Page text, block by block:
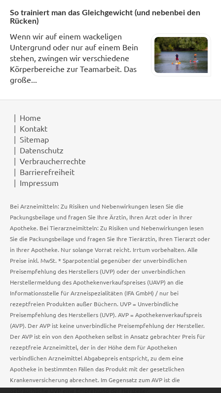
So trainiert man das Gleichgewicht (und nebenbei den
Rücken)
Wenn wir auf einem wackeligen
Untergrund oder nur auf einem Bein
stehen, zwingen wir verschiedene
Körperbereiche zur Teamarbeit. Das
große...
Home
Kontakt
Sitemap
Datenschutz
Verbraucherrechte
Barrierefreiheit
Impressum
Bei Arzneimitteln: Zu Risiken und Nebenwirkungen lesen Sie die
Packungsbeilage und fragen Sie Ihre Ärztin, Ihren Arzt oder in Ihrer
Apotheke. Bei Tierarzneimitteln: Zu Risiken und Nebenwirkungen lesen
Sie die Packungsbeilage und fragen Sie Ihre Tierärztin, Ihren Tierarzt oder
in Ihrer Apotheke. Nur solange Vorrat reicht. Irrtum vorbehalten. Alle
Preise inkl. MwSt. * Sparpotential gegenüber der unverbindlichen
Preisempfehlung des Herstellers (UVP) oder der unverbindlichen
Herstellermeldung des Apothekenverkaufspreises (UAVP) an die
Informationsstelle für Arzneispezialitäten (IFA GmbH) / nur bei
rezeptfreien Produkten außer Büchern. UVP = Unverbindliche
Preisempfehlung des Herstellers (UVP). AVP = Apothekenverkaufspreis
(AVP). Der AVP ist keine unverbindliche Preisempfehlung der Hersteller.
Der AVP ist ein von den Apotheken selbst in Ansatz gebrachter Preis für
rezeptfreie Arzneimittel, der in der Höhe dem für Apotheken
verbindlichen Arzneimittel Abgabepreis entspricht, zu dem eine
Apotheke in bestimmten Fällen das Produkt mit der gesetzlichen
Krankenversicherung abrechnet. Im Gegensatz zum AVP ist die